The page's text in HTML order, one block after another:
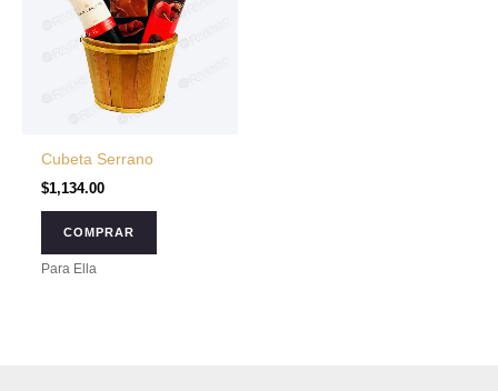
Cubeta Serrano
$1,134.00
COMPRAR
Para Ella